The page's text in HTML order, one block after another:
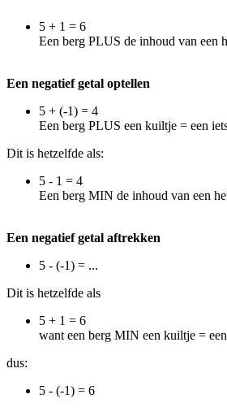
5 + 1 = 6
Een berg PLUS de inhoud van een
Een negatief getal optellen
5 + (-1) = 4
Een berg PLUS een kuiltje = een
Dit is hetzelfde als:
5 - 1 = 4
Een berg MIN de inhoud van een
Een negatief getal aftrekken
5 - (-1) = ...
Dit is hetzelfde als
5 + 1 = 6
want een berg MIN een kuiltje =
dus:
5 - (-1) = 6